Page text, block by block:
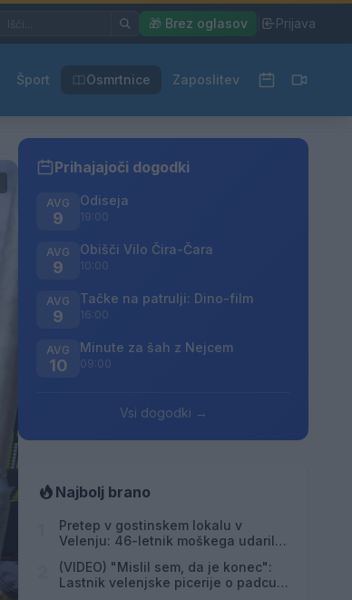
🎁 Brez oglasov Prijava
Šport Osmrtnice Zaposlitev
Prihajajoči dogodki
AVG
9
Odiseja
19:00
AVG
9
Obišči Vilo Čira-Čara
10:00
AVG
9
Tačke na patrulji: Dino-film
16:00
AVG
10
Minute za šah z Nejcem
09:00
Vsi dogodki →
Najbolj brano
Pretep v gostinskem lokalu v
Velenju: 46-letnik moškega udaril s
(VIDEO) "Mislil sem, da je konec":
Lastnik velenjske picerije o padcu s